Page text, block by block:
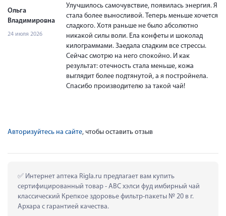
Ольга
Владимировна
24 июля 2026
Улучшилось самочувствие, появилась энергия. Я
стала более выносливой. Теперь меньше хочется
сладкого. Хотя раньше не было абсолютно
никакой силы воли. Ела конфеты и шоколад
килограммами. Заедала сладким все стрессы.
Сейчас смотрю на него спокойно. И как
результат: отечность стала меньше, кожа
выглядит более подтянутой, а я постройнела.
Спасибо производителю за такой чай!
Авторизуйтесь на сайте, чтобы оставить отзыв
Интернет аптека Rigla.ru предлагает вам купить
сертифицированный товар - АВС хэлси фуд имбирный чай
классический Крепкое здоровье фильтр-пакеты № 20 в г.
Архара с гарантией качества.